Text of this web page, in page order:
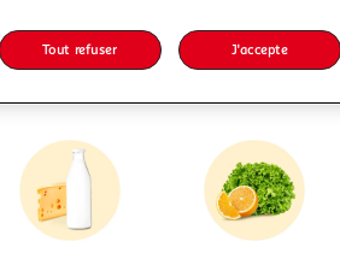
dans nos rayons
Tout refuser J'accepte